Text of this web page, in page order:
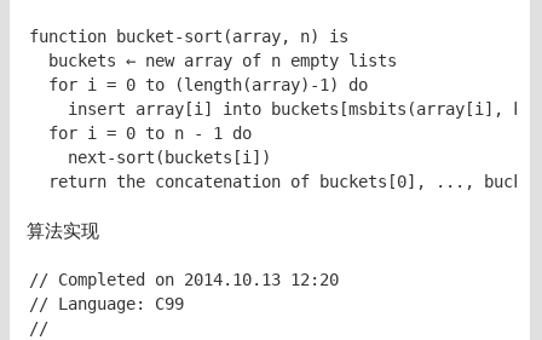
function bucket-sort(array, n) is
  buckets ← new array of n empty lists
  for i = 0 to (length(array)-1) do
    insert array[i] into buckets[msbits(array[i], k)]
  for i = 0 to n - 1 do
    next-sort(buckets[i])
return the concatenation of buckets[0], ...,
算法实现
// Completed on 2014.10.13 12:20
// Language: C99
//